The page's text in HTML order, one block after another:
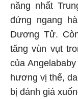
năng nhất
đứng ngang
Dương Tử.
tăng vùn vụt
của Angelababy
hương vị thế,
bị đánh giá